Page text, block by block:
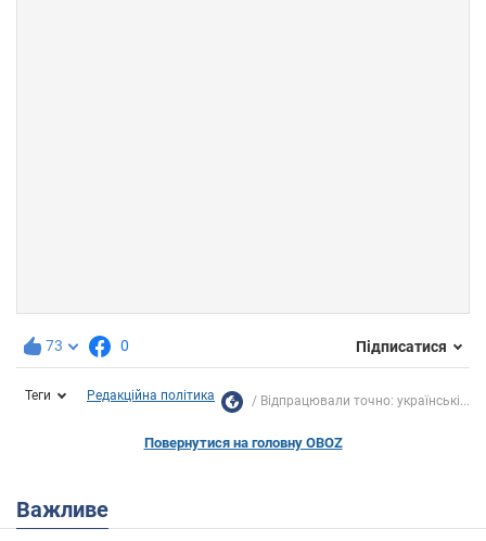
73 0 Підписатися
Теги Редакційна політика Відпрацювали точно: українські...
Повернутися на головну OBOZ
Важливе